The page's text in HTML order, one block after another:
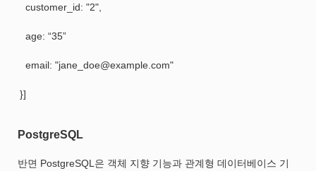
customer_id: "2",
age: “35”
email: "jane_doe@example.com"
}]
PostgreSQL
반면 PostgreSQL은 객체 지향 기능과 관계형 데이터베이스 기